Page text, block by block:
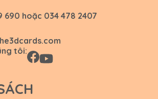
690 hoặc 034 478 2407
tôi: